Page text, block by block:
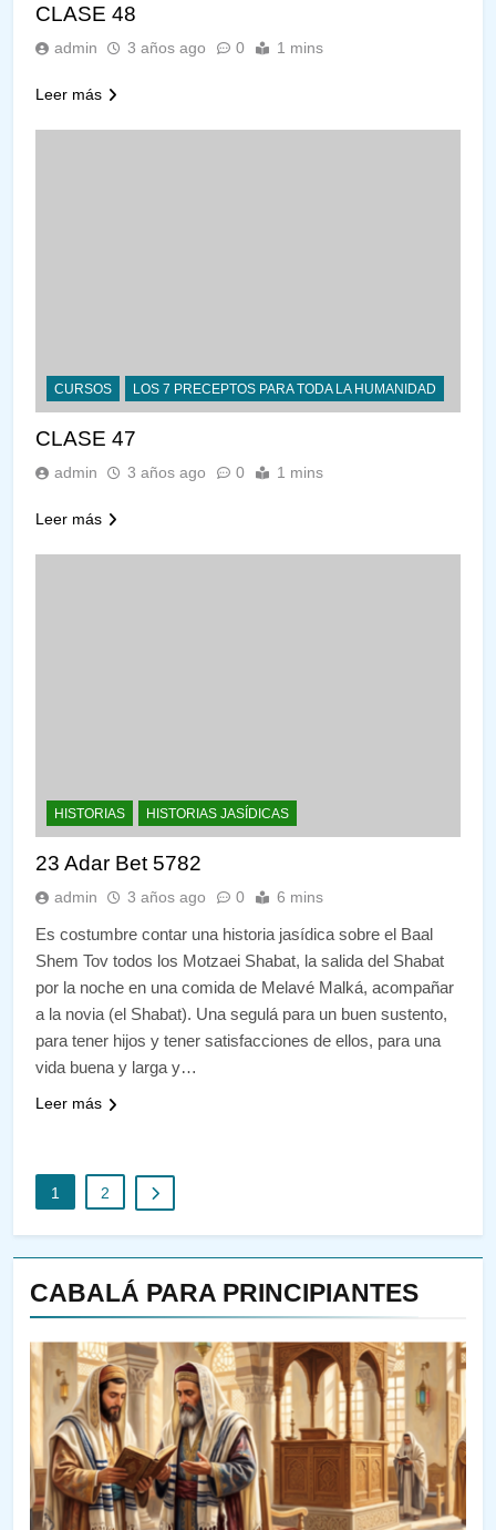
CABALÁ PARA PRINCIPIANTES
144
¿QUIÉN ES SABIO? EL QUE
VE LO QUE VA A NACER
PENSAMIENTO JUDÍO PIRKEI AVOT
CLASE 48
admin 3 años ago 0 1 mins
Leer más
CURSOS LOS 7 PRECEPTOS PARA TODA LA HUMANIDAD
CLASE 47
admin 3 años ago 0 1 mins
Leer más
HISTORIAS HISTORIAS JASÍDICAS
23 Adar Bet 5782
admin 3 años ago 0 6 mins
Es costumbre contar una historia jasídica sobre el Baal
Shem Tov todos los Motzaei Shabat, la salida del Shabat
por la noche en una comida de Melavé Malká, acompañar
a la novia (el Shabat). Una segulá para un buen sustento,
para tener hijos y tener satisfacciones de ellos, para una
vida buena y larga y…
Leer más
1 2